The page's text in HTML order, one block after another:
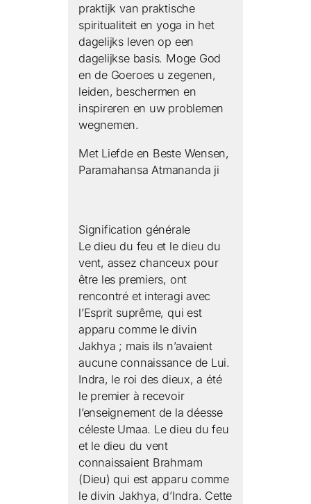
praktijk van praktische
spiritualiteit en yoga in het
dagelijks leven op een
dagelijkse basis. Moge God
en de Goeroes u zegenen,
leiden, beschermen en
inspireren en uw problemen
wegnemen.
Met Liefde en Beste Wensen,
Paramahansa Atmananda ji
Signification générale
Le dieu du feu et le dieu du
vent, assez chanceux pour
être les premiers, ont
rencontré et interagi avec
l’Esprit suprême, qui est
apparu comme le divin
Jakhya ; mais ils n’avaient
aucune connaissance de Lui.
Indra, le roi des dieux, a été
le premier à recevoir
l’enseignement de la déesse
céleste Umaa. Le dieu du feu
et le dieu du vent
connaissaient Brahmam
(Dieu) qui est apparu comme
le divin Jakhya, d’Indra. Cette